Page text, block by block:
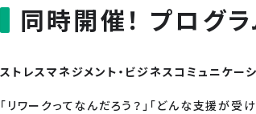
同時開催！ プログ
ストレスマネジメント・ビジネスコミュニケー
「リワークってなんだろう？」「どんな支援が受け